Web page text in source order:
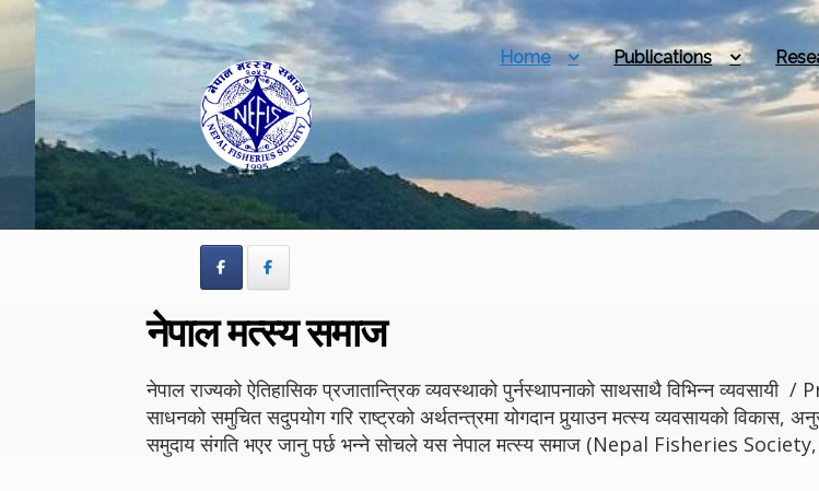
Skip
to
navigation
Skip
to
content
Home Publications
नेपाल मत्स्य समाज
नेपाल राज्यको ऐतिहासिक प्रजातान्त्रिक व्यवस्थाको पुर्नस्थापनाको साथसाथै विभिन्न
साधनको समुचित सदुपयोग गरि राष्ट्रको अर्थतन्त्रमा योगदान पुर्‍याउन मत्स्य व्यवसायको
समुदाय संगति भएर जानु पर्छ भन्ने सोचले यस नेपाल मत्स्य समाज (Nepal Fisheries Society,